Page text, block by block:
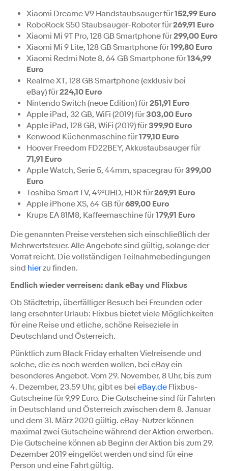
Xiaomi Dreame V9 Handstaubsauger für152,99 Euro
RoboRock S50 Staubsauger-Roboter für269,91 Euro
Xiaomi Mi 9T Pro, 128 GB Smartphone für299,00 Euro
Xiaomi Mi 9 Lite, 128 GB Smartphone für199,80 Euro
Xiaomi Redmi Note 8, 64 GB Smartphone für134,99
Euro
Realme XT, 128 GB Smartphone (exklusiv bei
eBay) für224,10 Euro
Nintendo Switch (neue Edition) für251,91 Euro
Apple iPad, 32 GB, WiFi (2019) für303,00 Euro
Apple iPad, 128 GB, WiFi (2019) für399,90 Euro
Kenwood Küchenmaschine für179,10 Euro
Hoover Freedom FD22BEY, Akkustaubsauger für
71,91 Euro
Apple Watch, Serie 5, 44mm, spacegrau für399,00
Euro
Toshiba Smart TV, 49²UHD, HDR für269,91 Euro
Apple iPhone XS, 64 GB für689,00 Euro
Krups EA 81M8, Kaffeemaschine für179,91 Euro
Die genannten Preise verstehen sich einschließlich der
Mehrwertsteuer. Alle Angebote sind gültig, solange der
Vorrat reicht. Die vollständigen Teilnahmebedingungen
sind hierzu finden.
Endlich wieder verreisen: dank eBay und Flixbus
Ob Städtetrip, überfälliger Besuch bei Freunden oder
lang ersehnter Urlaub: Flixbus bietet viele Möglichkeiten
für eine Reise und etliche, schöne Reiseziele in
Deutschland und Österreich.
Pünktlich zum Black Friday erhalten Vielreisende und
solche, die es noch werden wollen, bei eBay ein
besonderes Angebot. Vom 29. November, 8 Uhr, bis zum
4. Dezember, 23.59 Uhr, gibt es bei eBay.de Flixbus-
Gutscheine für 9,99 Euro. Die Gutscheine sind für Fahrten
in Deutschland und Österreich zwischen dem 8. Januar
und dem 31. März 2020 gültig. eBay-Nutzer können
maximal zwei Gutscheine während der Aktion erwerben.
Die Gutscheine können ab Beginn der Aktion bis zum 29.
Dezember 2019 eingelöst werden und sind für eine
Person und eine Fahrt gültig.